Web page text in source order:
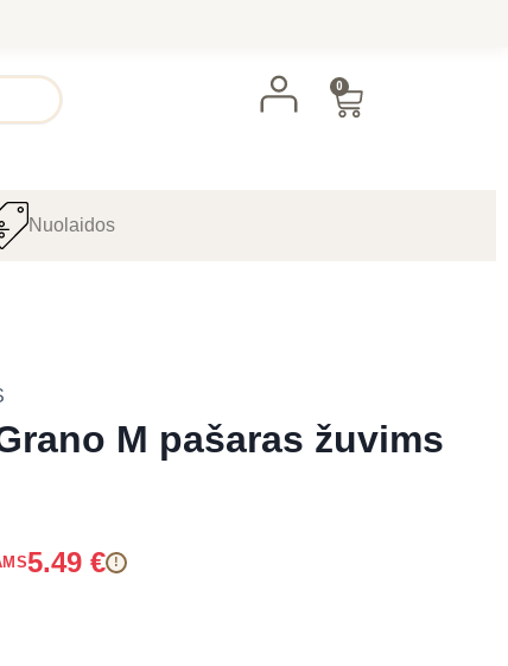
0
Nuolaidos
M pašaras žuvims
5.49 € !